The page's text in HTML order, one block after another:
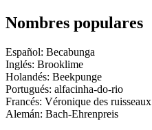
Nombres populares
Español: Becabunga
Inglés: Brooklime
Holandés: Beekpunge
Portugués: alfacinha-do-rio
Francés: Véronique des ruisseaux
Alemán: Bach-Ehrenpreis